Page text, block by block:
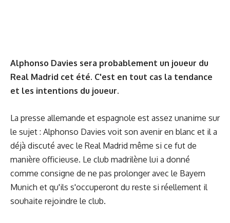
Alphonso Davies sera probablement un joueur du
Real Madrid cet été. C'est en tout cas la tendance
et les intentions du joueur.
La presse allemande et espagnole est assez unanime sur
le sujet : Alphonso Davies voit son avenir en blanc et il a
déjà discuté avec le Real Madrid même si ce fut de
manière officieuse. Le club madrilène lui a donné
comme consigne de ne pas prolonger avec le Bayern
Munich et qu'ils s'occuperont du reste si réellement il
souhaite rejoindre le club.